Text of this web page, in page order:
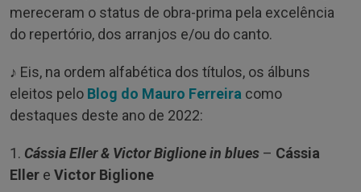
mereceram o status de obra-prima pela excelência
do repertório, dos arranjos e/ou do canto.
♪ Eis, na ordem alfabética dos títulos, os álbuns
eleitos pelo Blog do Mauro Ferreira como
destaques deste ano de 2022:
1. Cássia Eller & Victor Biglione in blues – Cássia
Eller e Victor Biglione